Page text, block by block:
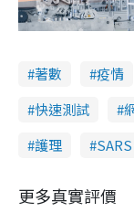
著數 疫情
快速測試
護理
更多真實評價